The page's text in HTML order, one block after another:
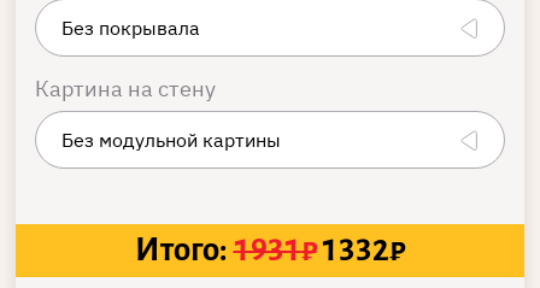
Картина на стену
Итого: 1931₽1332₽